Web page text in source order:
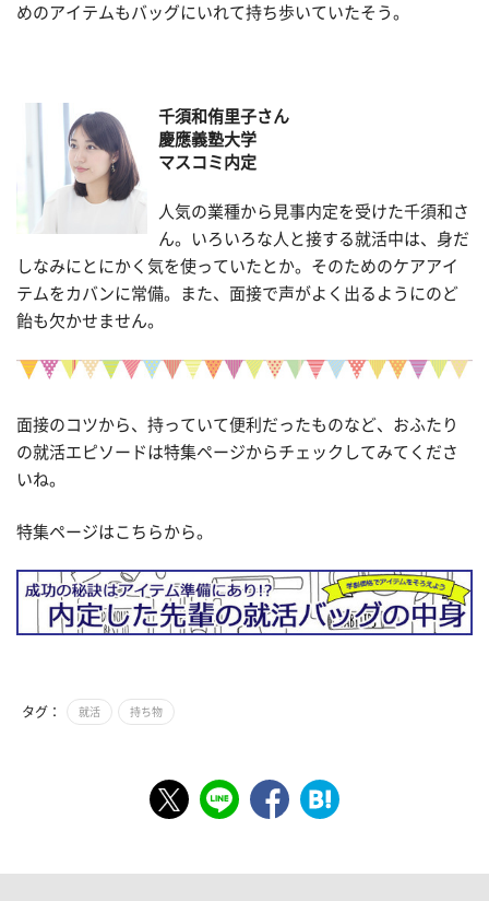
めのアイテムもバッグにいれて持ち歩いていたそう。
千須和侑里子さん
慶應義塾大学
マスコミ内定
人気の業種から見事内定を受けた千須和さ
ん。いろいろな人と接する就活中は、身だ
しなみにとにかく気を使っていたとか。そのためのケアアイ
テムをカバンに常備。また、面接で声がよく出るようにのど
飴も欠かせません。
面接のコツから、持っていて便利だったものなど、おふたり
の就活エピソードは特集ページからチェックしてみてくださ
いね。
特集ページはこちらから。
タグ： 就活 持ち物